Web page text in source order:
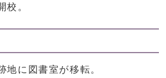
。
に図書室が移転。